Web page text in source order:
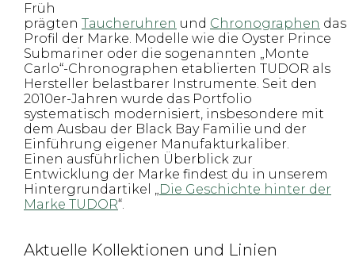
Früh
prägten Taucheruhren und Chronographen das
Profil der Marke. Modelle wie die Oyster Prince
Submariner oder die sogenannten „Monte
Carlo“-Chronographen etablierten TUDOR als
Hersteller belastbarer Instrumente. Seit den
2010er-Jahren wurde das Portfolio
systematisch modernisiert, insbesondere mit
dem Ausbau der Black Bay Familie und der
Einführung eigener Manufakturkaliber.
Einen ausführlichen Überblick zur
Entwicklung der Marke findest du in unserem
Hintergrundartikel „Die Geschichte hinter der
Marke TUDOR“.
Aktuelle Kollektionen und Linien